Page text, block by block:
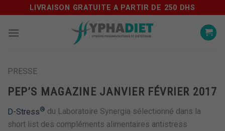
content
LIVRAISON GRATUITE A PARTIR DE 250 DHS
PRESSE
PEP’S MAGAZINE JANVIER FÉVRIER 2017
D-Stress® du Laboratoire Synergia sélectionné dans la
short list des compléments alimentaires antistress